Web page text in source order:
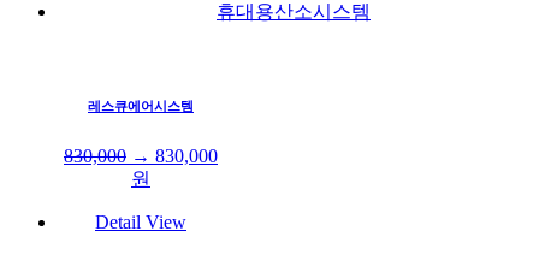
휴대용산소시스템
레스큐에어시스템
830,000 → 830,000
원
Detail View